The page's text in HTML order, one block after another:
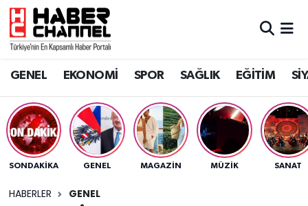
GENEL EKONOMİ SPOR SAĞLIK EĞİTİM
SONDAKIKA GENEL MAGAZİN MÜZİK SANAT
HABERLER GENEL
GENEL
SPOR
SAĞLIK
EĞİTİM
Nöbetçi Eczaneler
Trafik Durumu
Süper Lig Puan Durumu ve Fikstür
Tüm Manşetler